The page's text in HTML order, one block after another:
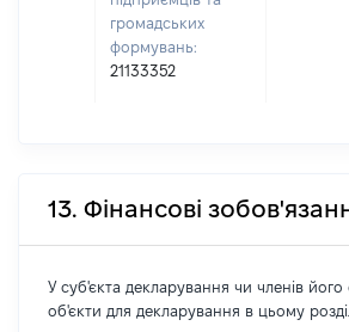
громадських
формувань:
21133352
13. Фінансові
У суб'єкта декларування чи членів його
об'єкти для декларування в цьому